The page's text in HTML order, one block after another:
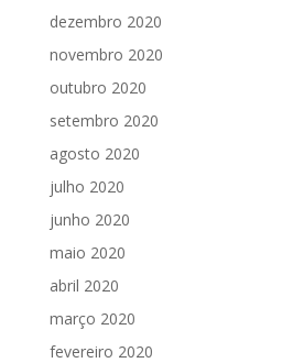
dezembro 2020
novembro 2020
outubro 2020
setembro 2020
agosto 2020
julho 2020
junho 2020
maio 2020
abril 2020
março 2020
fevereiro 2020